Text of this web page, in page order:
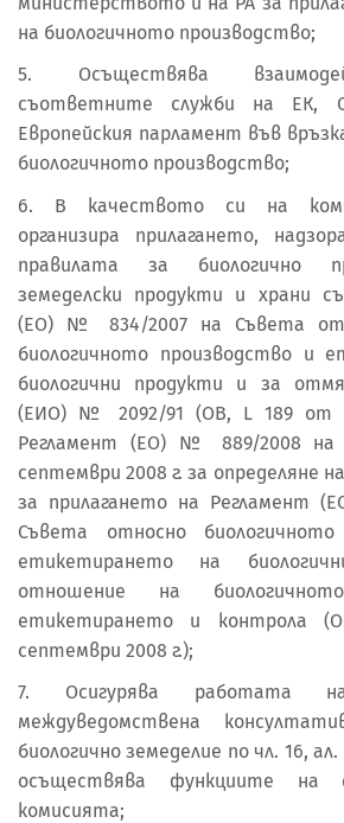
на биологичното производство;
5. Осъществява
съответните служби на ЕК,
Европейския парламент във
биологичното производство;
6. В качеството си на
организира прилагането,
правилата за биологично
земеделски продукти и храни
(ЕО) № 834/2007 на Съвета от
биологичното производство и
биологични продукти и за
(ЕИО) № 2092/91 (ОВ, L 189 от
Регламент (ЕО) № 889/2008
септември 2008 г. за определяне
за прилагането на Регламент
Съвета относно
етикетирането на
отношение на
етикетирането и контрола
септември 2008 г.);
7. Осигурява работата
междуведомствена
биологично земеделие по чл. 16,
осъществява функциите на
комисията;